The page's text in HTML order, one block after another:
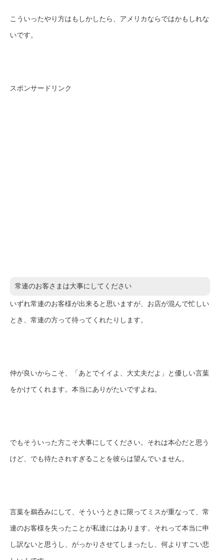
こういったやり方はもしかしたら、アメリカならではかもしれな
いです。
スポンサードリンク
常連のお客さまは大事にしてください
いずれ常連のお客様が出来ると思いますが、お店が混んで忙しい
とき、常連の方って待ってくれたりします。
仲が良いからこそ、「あとでイイよ、大丈夫だよ」と優しい言葉
をかけてくれます。本当にありがたいですよね。
でもそういった方こそ大事にしてください。それは本心だと思う
けど、でも待たされすぎることを彼らは望んでいません。
言葉を鵜呑みにして、そういうときに限ってミスが重なって、常
連のお客様を失ったことが私達にはあります。それって本当に申
し訳ないと思うし、がっかりさせてしまったし、何よりすごい悲